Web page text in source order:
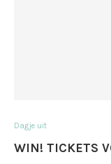
Dagje uit
WIN! TICKETS